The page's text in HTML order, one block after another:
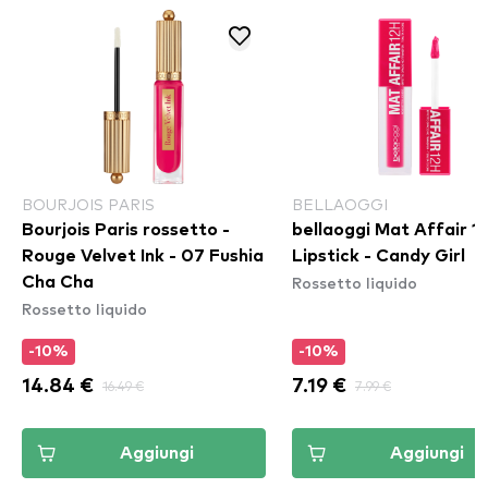
BOURJOIS PARIS
Bourjois Paris rossetto -
Rouge Velvet Ink - 07 Fushia
Cha Cha
Rossetto liquido
-10%
14.84 € 16.49 €
Aggiungi
BELLAOGGI
bellaoggi Mat Affair
Lipstick - Candy Girl
Rossetto liquido
-10%
7.19 € 7.99 €
Aggiungi